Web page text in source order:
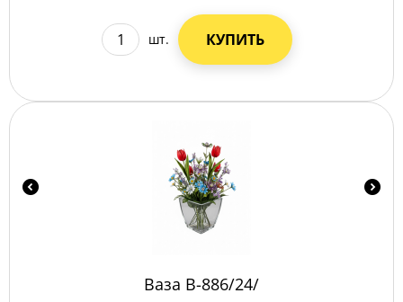
шт. КУПИТЬ
Ваза B-886/24/